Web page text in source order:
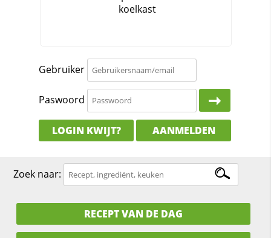
Gebruiker
Paswoord
LOGIN KWIJT? AANMELDEN
Zoek naar:
RECEPT VAN DE DAG